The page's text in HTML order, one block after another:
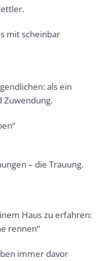
mit scheinbar
als ein
Zuwendung.
– die Trauung.
Haus zu erfahren:
rennen“
immer davor